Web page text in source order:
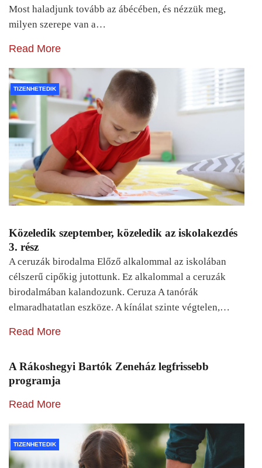
Most haladjunk tovább az ábécében, és nézzük meg,
milyen szerepe van a…
Read More
TIZENHETEDIK
Közeledik szeptember, közeledik az iskolakezdés
3. rész
A ceruzák birodalma Előző alkalommal az iskolában
célszerű cipőkig jutottunk. Ez alkalommal a ceruzák
birodalmában kalandozunk. Ceruza A tanórák
elmaradhatatlan eszköze. A kínálat szinte végtelen,…
Read More
A Rákoshegyi Bartók Zeneház legfrissebb
programja
Read More
TIZENHETEDIK